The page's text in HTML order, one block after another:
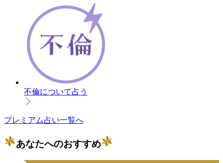
不倫について占う
プレミアム占い一覧へ
あなたへのおすすめ